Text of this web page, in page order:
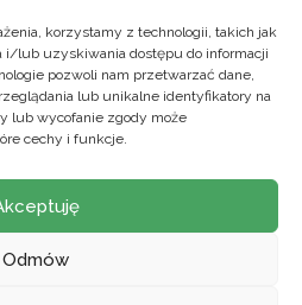
korzystamy z technologii, takich jak
i/lub uzyskiwania dostępu do informacji
pozwoli nam przetwarzać dane,
lub unikalne identyfikatory na
lub wycofanie zgody może
cechy i funkcje.
Odmów
PROJEKTU
Biała ul. Zacisze 5
fbur@bcp.org.pl